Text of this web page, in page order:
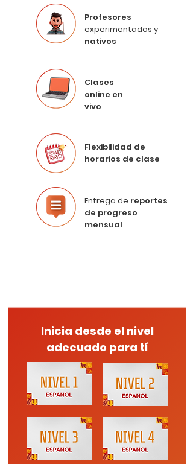
Profesores
experimentados y
nativos
Clases
online en
vivo
Flexibilidad de
horarios de clase
Entrega de reportes
de progreso
mensual
Inicia desde el nivel
adecuado para tí